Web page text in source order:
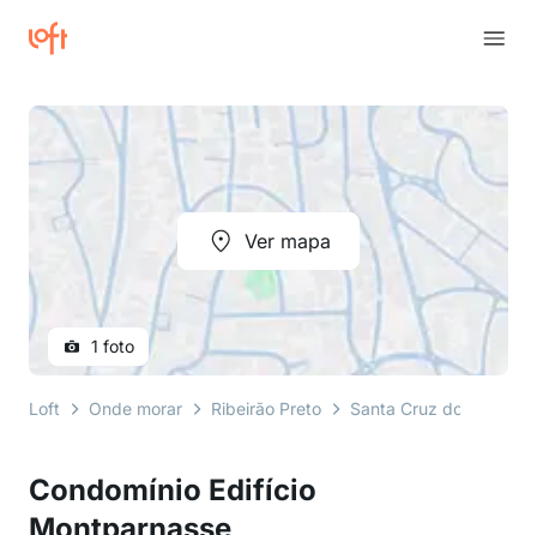
Condomínio Edifício
Ver mapa
1 foto
Loft Onde morar Ribeirão Preto Santa Cruz do José